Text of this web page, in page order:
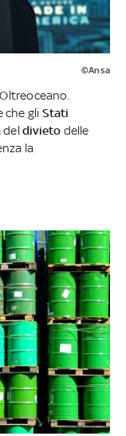
©Ansa
che gli Stati
deldivieto delle
la